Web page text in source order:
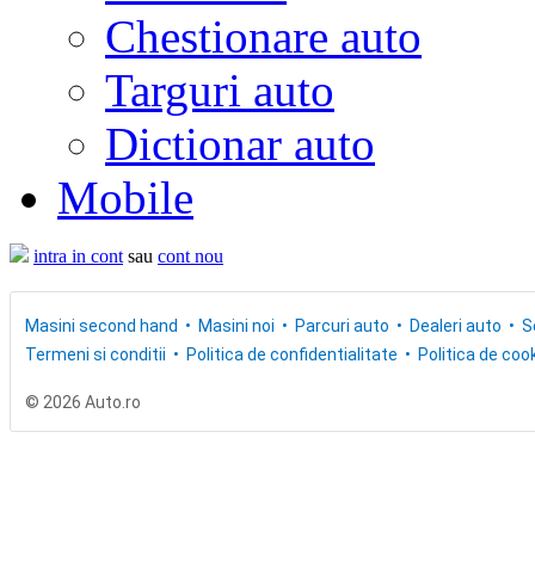
Chestionare auto
Targuri auto
Dictionar auto
Mobile
intra in cont sau cont nou
Masini second hand Masini noi Parcuri auto Dealeri auto
Termeni si conditii
Politica de confidentialitate Politica de
© 2026 Auto.ro